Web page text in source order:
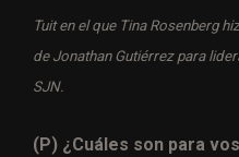
Tuit en el que Tina Rosenberg
de Jonathan Gutiérrez para
SJN.
(P) ¿Cuáles son para